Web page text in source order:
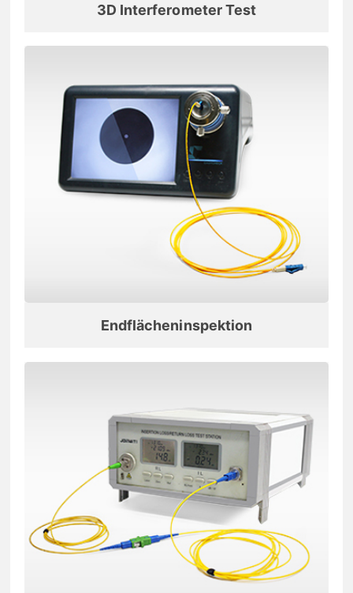
3D Interferometer Test
Endflächeninspektion